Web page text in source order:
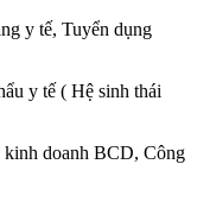
y tế, Tuyển dụng
y tế ( Hệ sinh thái
kinh doanh BCD, Công